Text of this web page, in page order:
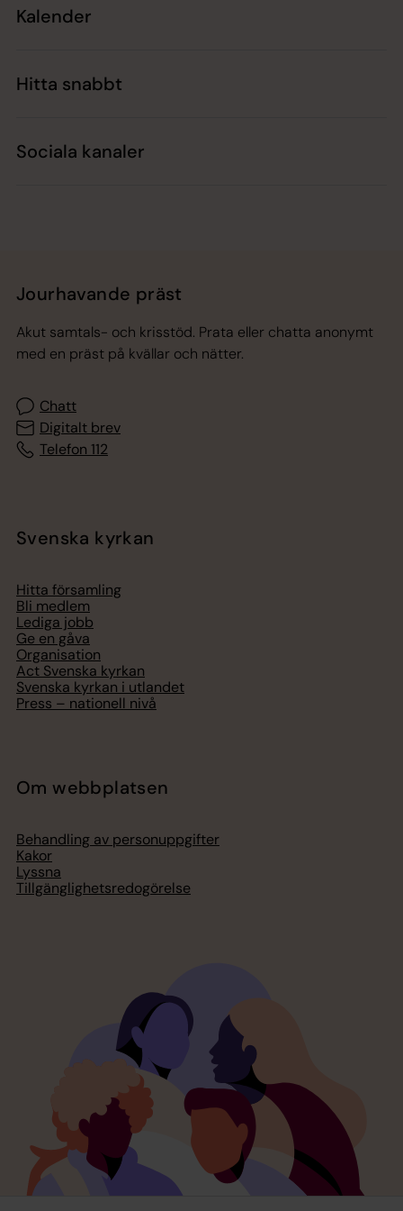
Kalender
Hitta snabbt
Sociala kanaler
Jourhavande präst
Akut samtals- och krisstöd. Prata eller chatta anonymt
med en präst på kvällar och nätter.
Chatt
Digitalt brev
Telefon 112
Svenska kyrkan
Hitta församling
Bli medlem
Lediga jobb
Ge en gåva
Organisation
Act Svenska kyrkan
Svenska kyrkan i utlandet
Press – nationell nivå
Om webbplatsen
Behandling av personuppgifter
Kakor
Lyssna
Tillgänglighetsredogörelse